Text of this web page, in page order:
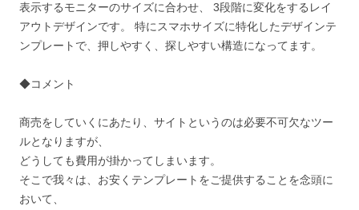
表示するモニターのサイズに合わせ、 3段階に変化をするレイ
アウトデザインです。 特にスマホサイズに特化したデザインテ
ンプレートで、押しやすく、探しやすい構造になってます。
◆コメント
商売をしていくにあたり、サイトというのは必要不可欠なツー
ルとなりますが、
どうしても費用が掛かってしまいます。
そこで我々は、お安くテンプレートをご提供することを念頭に
おいて、